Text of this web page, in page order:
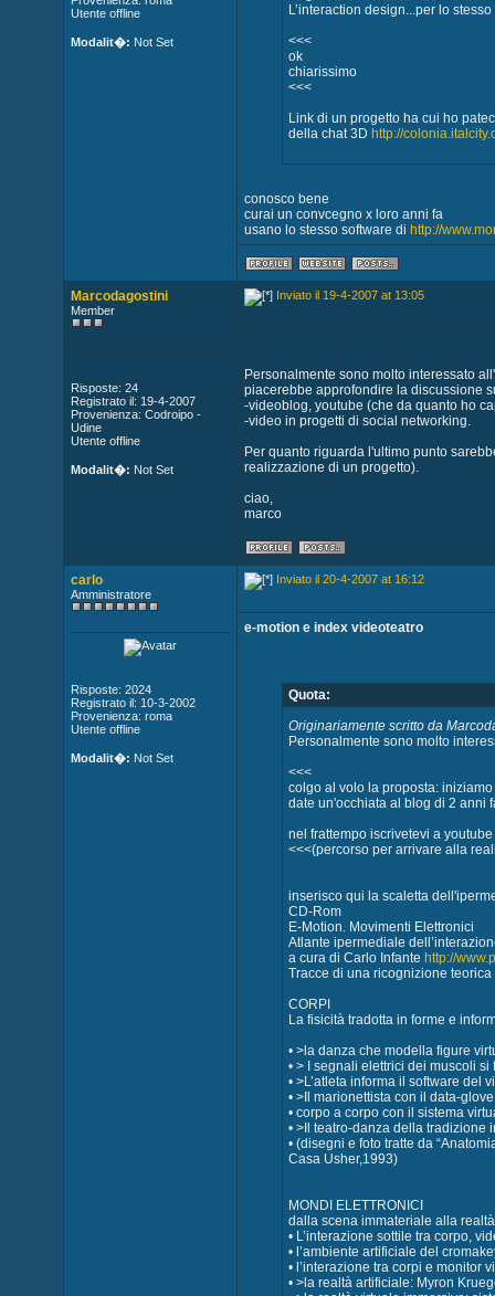
Utente offline
Modalit�: Not Set
L’interaction design...per lo
<<<
ok
chiarissimo
<<<
Link di un progetto ha cui ho
della chat 3D http://
conosco bene
curai un convcegno x loro anni fa
usano lo stesso software di http://
Marcodagostini
Member
Risposte: 24
Registrato il: 19-4-2007
Provenienza: Codroipo -
Udine
Utente offline
Modalit�: Not Set
Inviato il 19-4-2007 at 13:05
Personalmente sono molto interessato
piacerebbe approfondire la discussione
-videoblog, youtube (che da quanto ho
-video in progetti di social networking.
Per quanto riguarda l'ultimo punto
realizzazione di un progetto).
ciao,
marco
carlo
Amministratore
Risposte: 2024
Registrato il: 10-3-2002
Provenienza: roma
Utente offline
Modalit�: Not Set
Inviato il 20-4-2007 at 16:12
e-motion e index videoteatro
Quota:
Originariamente scritto da
Personalmente sono molto
<<<
colgo al volo la proposta:
date un'occhiata al blog di 2 anni
nel frattempo iscrivetevi a
<<<(percorso per arrivare alla
inserisco qui la scaletta
CD-Rom
E-Motion. Movimenti Elettronici
Atlante ipermediale
a cura di Carlo Infante http://
Tracce di una ricognizione
CORPI
La fisicità tradotta in forme e
• >la danza che modella figure
• > I segnali elettrici dei muscoli
• >L’atleta informa il software del
• >Il marionettista con il data-
• corpo a corpo con il sistema
• >Il teatro-danza della tradizione
• (disegni e foto tratte da
Casa Usher,1993)
MONDI ELETTRONICI
dalla scena immateriale alla
• L’interazione sottile tra corpo,
• l’ambiente artificiale del
• l’interazione tra corpi e monitor
• >la realtà artificiale: Myron